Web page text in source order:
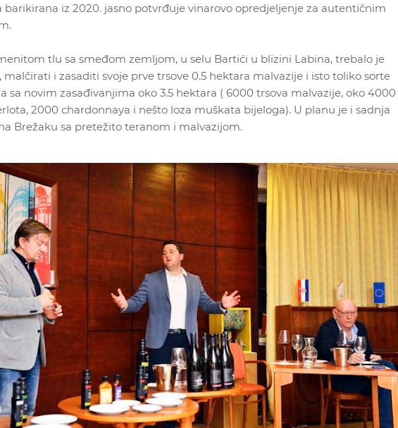
barikirana iz 2020. jasno potvrđuje vinarovo opredjeljenje za autentičnim
tlu sa smeđom zemljom, u selu Bartići u blizini Labina, trebalo je
i zasaditi svoje prve trsove 0.5 hektara malvazije i isto toliko sorte
sa novim zasađivanjima oko 3.5 hektara ( 6000 trsova malvazije, oko 4000
2000 chardonnaya i nešto loza muškata bijeloga). U planu je i sadnja
Brežaku sa pretežito teranom i malvazijom.